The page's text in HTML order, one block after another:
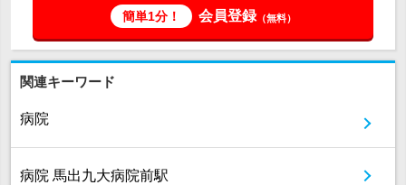
簡単1分！ 会員登録（無料）
関連キーワード
病院
病院 馬出九大病院前駅